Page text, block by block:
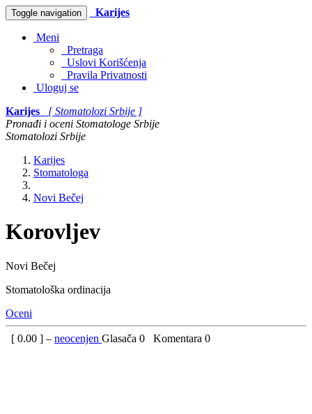
Toggle navigation Karijes
Meni
Pretraga
Uslovi Korišćenja
Pravila Privatnosti
Uloguj se
Karijes
[ Stomatolozi Srbije ]
Pronađi i oceni Stomatologe Srbije
Stomatolozi Srbije
Karijes
Stomatologa
Novi Bečej
Korovljev
Novi Bečej
Stomatološka ordinacija
Oceni
[ 0.00 ] – neocenjen Glasača 0 Komentara 0